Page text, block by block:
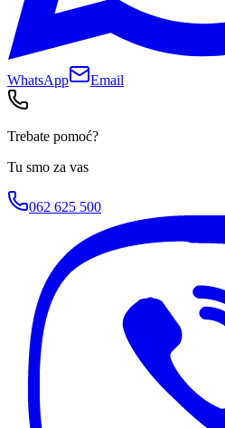
WhatsApp Email
Trebate pomoć?
Tu smo za vas
062 625 500